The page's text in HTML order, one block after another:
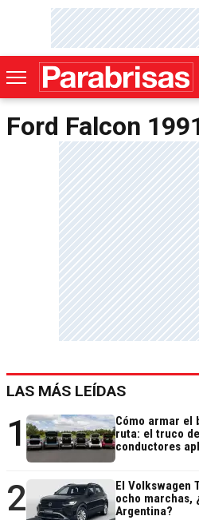
Ford Falcon
LAS MÁS LEÍDAS
1
Cómo armar el
ruta: el truco
conductores
2
El Volkswagen
ocho marchas,
Argentina?